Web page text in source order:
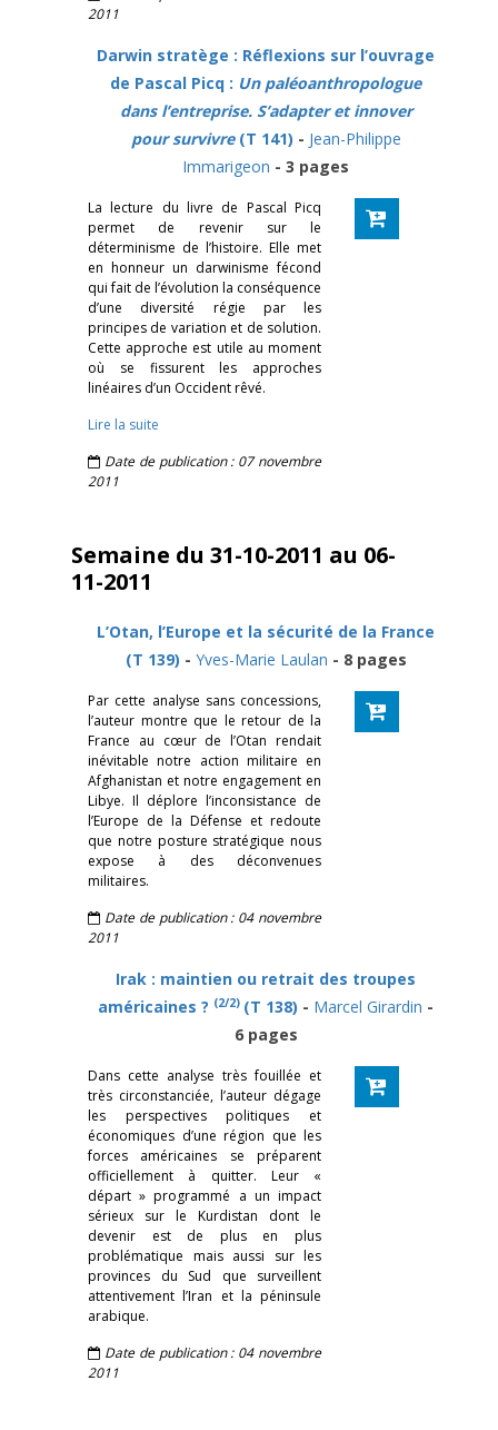
2011
Darwin stratège : Réflexions sur l’ouvrage
de Pascal Picq : Un paléoanthropologue
dans l’entreprise. S’adapter et innover
pour survivre(T 141) - Jean-Philippe
Immarigeon - 3 pages
La lecture du livre de Pascal Picq
permet de revenir sur le
déterminisme de l’histoire. Elle met
en honneur un darwinisme fécond
qui fait de l’évolution la conséquence
d’une diversité régie par les
principes de variation et de solution.
Cette approche est utile au moment
où se fissurent les approches
linéaires d’un Occident rêvé.
Lire la suite
Date de publication : 07 novembre
2011
Semaine du 31-10-2011 au 06-
11-2011
L’Otan, l’Europe et la sécurité de la France
(T 139) - Yves-Marie Laulan - 8 pages
Par cette analyse sans concessions,
l’auteur montre que le retour de la
France au cœur de l’Otan rendait
inévitable notre action militaire en
Afghanistan et notre engagement en
Libye. Il déplore l’inconsistance de
l’Europe de la Défense et redoute
que notre posture stratégique nous
expose à des déconvenues
militaires.
Date de publication : 04 novembre
2011
Irak : maintien ou retrait des troupes
américaines ? (2/2) (T 138) - Marcel Girardin -
6 pages
Dans cette analyse très fouillée et
très circonstanciée, l’auteur dégage
les perspectives politiques et
économiques d’une région que les
forces américaines se préparent
officiellement à quitter. Leur «
départ » programmé a un impact
sérieux sur le Kurdistan dont le
devenir est de plus en plus
problématique mais aussi sur les
provinces du Sud que surveillent
attentivement l’Iran et la péninsule
arabique.
Date de publication : 04 novembre
2011